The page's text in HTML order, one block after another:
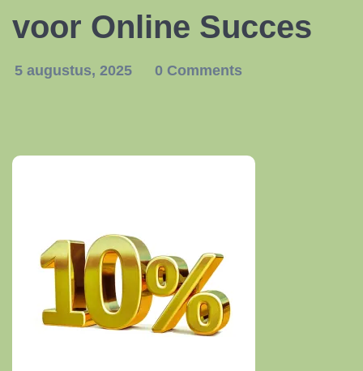
voor Online Succes
5 augustus, 2025 0 Comments